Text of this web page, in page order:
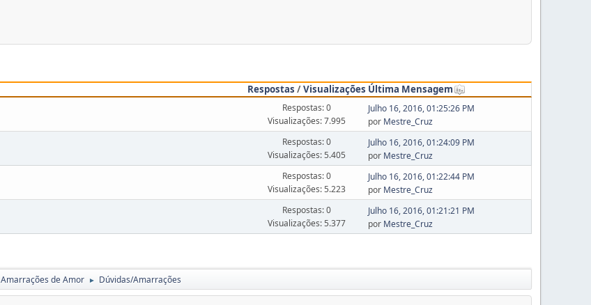
Respostas /Visualizações Última Mensagem
Respostas: 0
Visualizações: 7.995
Julho 16, 2016, 01:25:26 PM
por Mestre_Cruz
Respostas: 0
Visualizações: 5.405
Julho 16, 2016, 01:24:09 PM
por Mestre_Cruz
Respostas: 0
Visualizações: 5.223
Julho 16, 2016, 01:22:44 PM
por Mestre_Cruz
Respostas: 0
Visualizações: 5.377
Julho 16, 2016, 01:21:21 PM
por Mestre_Cruz
Amarrações de Amor ► Dúvidas/Amarrações